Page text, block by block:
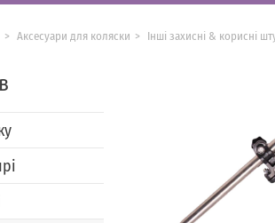
Аксесуари для коляски Інші захисні & корисні